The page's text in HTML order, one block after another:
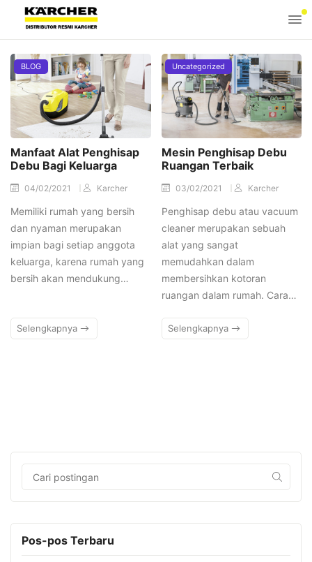
BLOG
Manfaat Alat Penghisap
Debu Bagi Keluarga
04/02/2021 Karcher
Memiliki rumah yang bersih
dan nyaman merupakan
impian bagi setiap anggota
keluarga, karena rumah yang
bersih akan mendukung…
Selengkapnya
Uncategorized
Mesin Penghisap Debu
Ruangan Terbaik
03/02/2021 Karcher
Penghisap debu atau vacuum
cleaner merupakan sebuah
alat yang sangat
memudahkan dalam
membersihkan kotoran
ruangan dalam rumah. Cara…
Selengkapnya
Pos-pos Terbaru